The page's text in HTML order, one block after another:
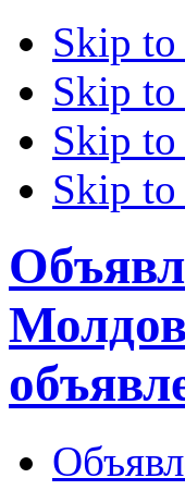
Skip
Skip
Skip
Skip